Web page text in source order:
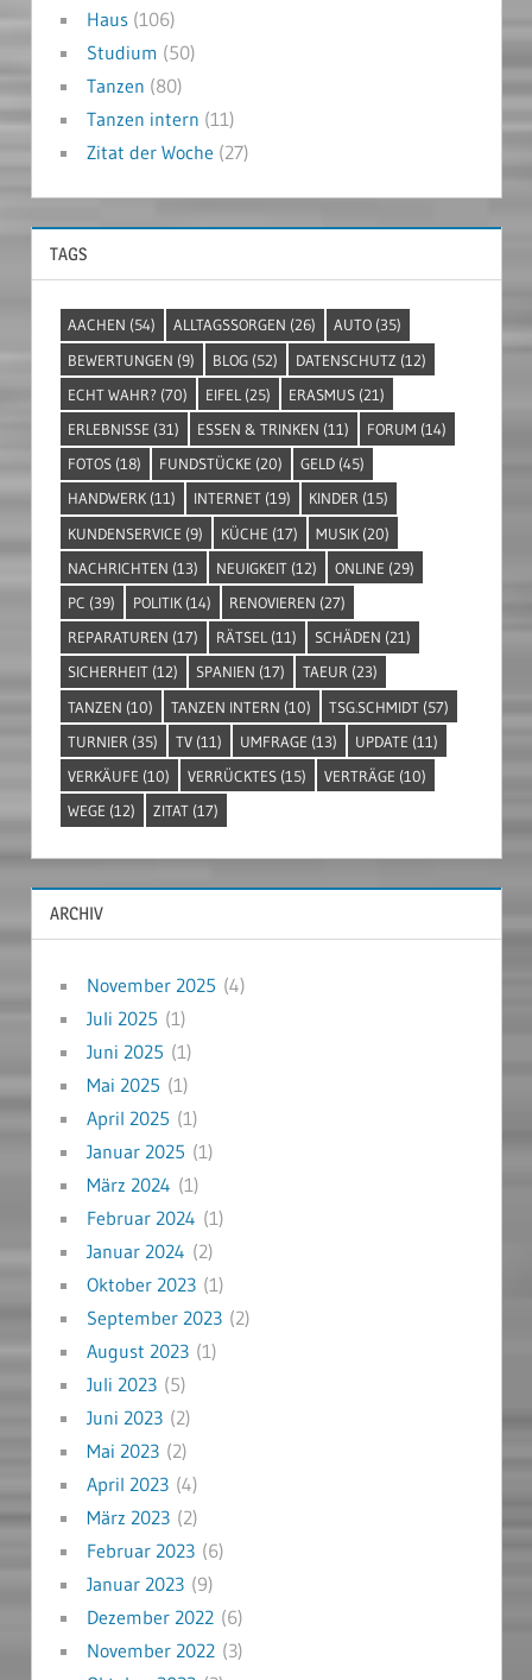
Haus(106)
Studium (50)
Tanzen (80)
Tanzen intern (11)
Zitat der Woche (27)
TAGS
AACHEN (54) ALLTAGSSORGEN (26) AUTO (35)
BEWERTUNGEN (9) BLOG (52) DATENSCHUTZ (12)
ECHT WAHR? (70) EIFEL (25) ERASMUS (21)
ERLEBNISSE (31) ESSEN & TRINKEN (11) FORUM (14)
FOTOS (18) FUNDSTÜCKE (20) GELD (45)
HANDWERK (11) INTERNET (19) KINDER (15)
KUNDENSERVICE (9) KÜCHE (17) MUSIK (20)
NACHRICHTEN (13) NEUIGKEIT (12) ONLINE (29)
PC (39) POLITIK (14) RENOVIEREN (27)
REPARATUREN (17) RÄTSEL (11) SCHÄDEN (21)
SICHERHEIT (12) SPANIEN (17) TAEUR (23)
TANZEN (10) TANZEN INTERN (10) TSG.SCHMIDT (57)
TURNIER (35) TV (11) UMFRAGE (13) UPDATE (11)
VERKÄUFE (10) VERRÜCKTES (15) VERTRÄGE (10)
WEGE (12) ZITAT (17)
ARCHIV
November 2025 (4)
Juli 2025 (1)
Juni 2025 (1)
Mai 2025 (1)
April 2025 (1)
Januar 2025 (1)
März 2024 (1)
Februar 2024 (1)
Januar 2024 (2)
Oktober 2023(1)
September 2023(2)
August 2023(1)
Juli 2023(5)
Juni 2023(2)
Mai 2023(2)
April 2023(4)
März 2023(2)
Februar 2023(6)
Januar 2023(9)
Dezember 2022(6)
November 2022(3)